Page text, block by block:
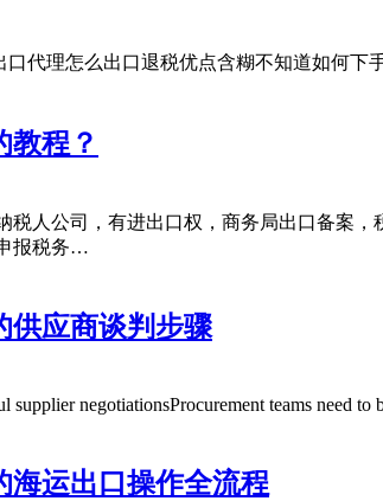
口代理怎么出口退税优点含糊不知道如何
教程？
税人公司，有进出口权，商务局出口备案
报税务…
供应商谈判步骤
supplier negotiationsProcurement teams need
海运出口操作全流程